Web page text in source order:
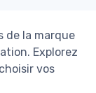
de la marque
Explorez
vos